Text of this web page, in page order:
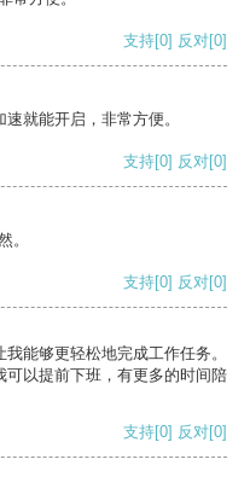
支持[0] 反对[0]
就能开启，非常方便。
支持[0] 反对[0]
。
支持[0] 反对[0]
能够更轻松地完成工作任务。
以提前下班，有更多的时间陪
支持[0] 反对[0]